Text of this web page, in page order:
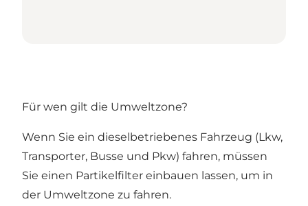
Für wen gilt die Umweltzone?
Wenn Sie ein dieselbetriebenes Fahrzeug (Lkw,
Transporter, Busse und Pkw) fahren, müssen
Sie einen Partikelfilter einbauen lassen, um in
der Umweltzone zu fahren.